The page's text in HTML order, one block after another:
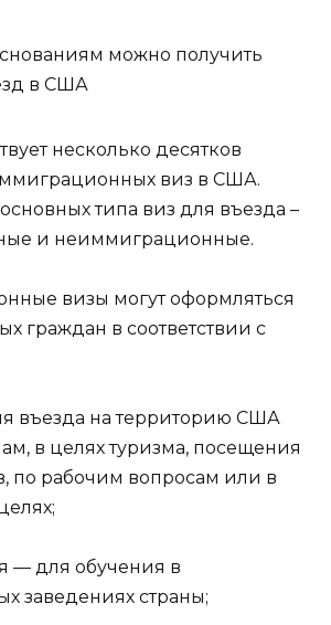
можно получить
в США
несколько десятков
виз в США.
типа виз для въезда –
и неиммиграционные.
визы могут оформляться
граждан в соответствии с
въезда на территорию США
в целях туризма, посещения
по рабочим вопросам или в
— для обучения в
заведениях страны;